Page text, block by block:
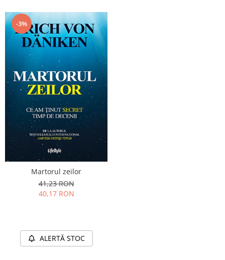
-3%
Martorul zeilor
41,23 RON
40,17 RON
ALERTĂ STOC